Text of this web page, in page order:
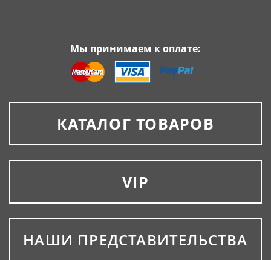
Мы принимаем к оплате:
КАТАЛОГ ТОВАРОВ
VIP
НАШИ ПРЕДСТАВИТЕЛЬСТВА